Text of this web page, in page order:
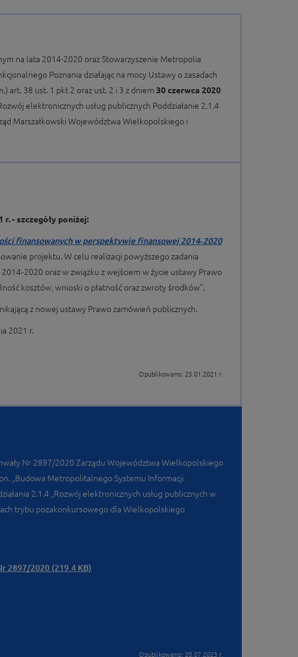
na lata 2014-2020 oraz Stowarzyszenie Metropolia
Poznania działając na mocy Ustawy o zasadach
art. 38 ust. 1 pkt 2 oraz ust. 2 i 3 z dniem 30 czerwca 2020
elektronicznych usług publicznych Poddziałanie 2.1.4
Marszałkowski Województwa Wielkopolskiego i
r. - szczegóły poniżej:
finansowanych w perspektywie finansowej 2014‑2020
projektu. W celu realizacji powyższego zadania
oraz w związku z wejściem w życie ustawy Prawo
kosztów, wnioski o płatność oraz zwroty środków”.
z nowej ustawy Prawo zamówień publicznych.
2021 r.
Opublikowano: 25.01.2021 r.
Nr 2897/2020 Zarządu Województwa Wielkopolskiego
„Budowa Metropolitalnego Systemu Informacji
2.1.4 „Rozwój elektronicznych usług publicznych w
trybu pozakonkursowego dla Wielkopolskiego
2897/2020 (219.4 KB)
Opublikowano: 20.07.2023 r.